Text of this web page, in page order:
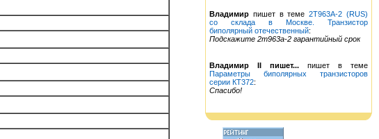
Владимир пишет в теме2Т963А-2 (RUS)
со склада в Москве. Транзистор
биполярный отечественный:
Подскажите 2т963а-2 гарантийный срок
Владимир II пишет... пишет в теме
Параметры биполярных транзисторов
серии КТ372:
Спасибо!